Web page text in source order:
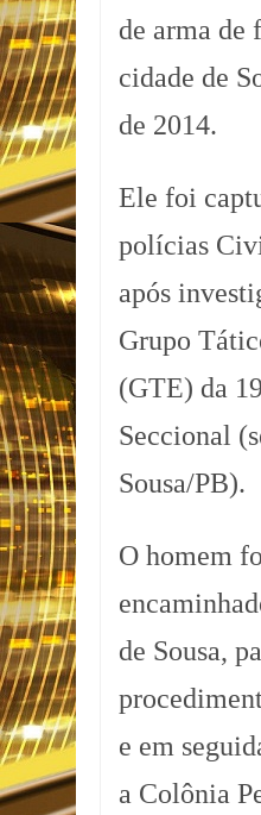
de arma de
cidade de
de 2014.
Ele foi
polícias
após
Grupo
(GTE) da
Seccional
Sousa/PB).
O homem
de Sousa,
e em
a Colônia